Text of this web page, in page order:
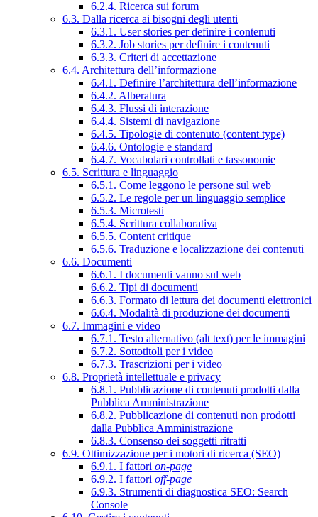
6.2.4. Ricerca sui forum
6.3. Dalla ricerca ai bisogni degli utenti
6.3.1. User stories per definire i contenuti
6.3.2. Job stories per definire i contenuti
6.3.3. Criteri di accettazione
6.4. Architettura dell’informazione
6.4.1. Definire l’architettura dell’informazione
6.4.2. Alberatura
6.4.3. Flussi di interazione
6.4.4. Sistemi di navigazione
6.4.5. Tipologie di contenuto (content type)
6.4.6. Ontologie e standard
6.4.7. Vocabolari controllati e tassonomie
6.5. Scrittura e linguaggio
6.5.1. Come leggono le persone sul web
6.5.2. Le regole per un linguaggio semplice
6.5.3. Microtesti
6.5.4. Scrittura collaborativa
6.5.5. Content critique
6.5.6. Traduzione e localizzazione dei contenuti
6.6. Documenti
6.6.1. I documenti vanno sul web
6.6.2. Tipi di documenti
6.6.3. Formato di lettura dei documenti elettronici
6.6.4. Modalità di produzione dei documenti
6.7. Immagini e video
6.7.1. Testo alternativo (alt text) per le immagini
6.7.2. Sottotitoli per i video
6.7.3. Trascrizioni per i video
6.8. Proprietà intellettuale e privacy
6.8.1. Pubblicazione di contenuti prodotti dalla
Pubblica Amministrazione
6.8.2. Pubblicazione di contenuti non prodotti
dalla Pubblica Amministrazione
6.8.3. Consenso dei soggetti ritratti
6.9. Ottimizzazione per i motori di ricerca (SEO)
6.9.1. I fattori on-page
6.9.2. I fattori off-page
6.9.3. Strumenti di diagnostica SEO: Search
Console